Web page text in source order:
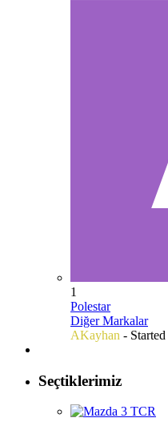
1
Polestar
Diğer Markalar
AKayhan - Started
Seçtiklerimiz